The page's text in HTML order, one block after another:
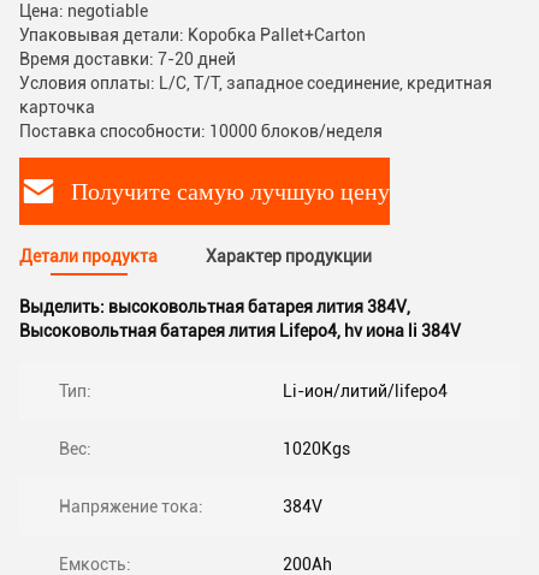
Цена: negotiable
Упаковывая детали: Коробка Pallet+Carton
Время доставки: 7-20 дней
Условия оплаты: L/C, T/T, западное соединение, кредитная
карточка
Поставка способности: 10000 блоков/неделя
Получите самую лучшую цену
Детали продукта Характер продукции
Выделить: высоковольтная батарея лития 384V,
Высоковольтная батарея лития Lifepo4, hv иона li 384V
Тип: Li-ион/литий/lifepo4
Вес: 1020Kgs
Напряжение тока: 384V
Емкость: 200Ah